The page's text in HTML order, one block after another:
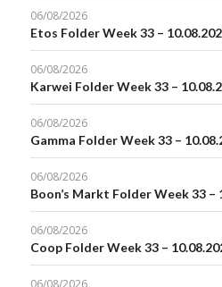
06/08/2026
Etos Folder Week 33 –
06/08/2026
Karwei Folder Week 33 –
06/08/2026
Gamma Folder Week 33 –
06/08/2026
Boon’s Markt Folder Week 33 –
06/08/2026
Coop Folder Week 33 –
06/08/2026